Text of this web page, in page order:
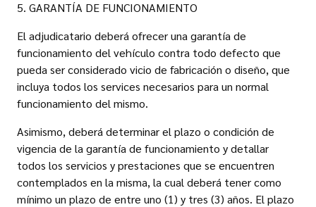
5. GARANTÍA DE FUNCIONAMIENTO
El adjudicatario deberá ofrecer una garantía de
funcionamiento del vehículo contra todo defecto que
pueda ser considerado vicio de fabricación o diseño, que
incluya todos los services necesarios para un normal
funcionamiento del mismo.
Asimismo, deberá determinar el plazo o condición de
vigencia de la garantía de funcionamiento y detallar
todos los servicios y prestaciones que se encuentren
contemplados en la misma, la cual deberá tener como
mínimo un plazo de entre uno (1) y tres (3) años. El plazo